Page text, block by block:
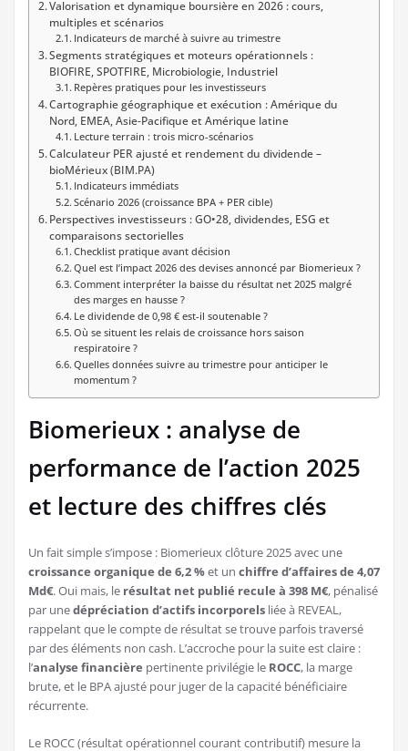
Valorisation et dynamique boursière en 2026 : cours,
multiples et scénarios
Indicateurs de marché à suivre au trimestre
Segments stratégiques et moteurs opérationnels :
BIOFIRE, SPOTFIRE, Microbiologie, Industriel
Repères pratiques pour les investisseurs
Cartographie géographique et exécution : Amérique du
Nord, EMEA, Asie-Pacifique et Amérique latine
Lecture terrain : trois micro-scénarios
Calculateur PER ajusté et rendement du dividende –
bioMérieux (BIM.PA)
Indicateurs immédiats
Scénario 2026 (croissance BPA + PER cible)
Perspectives investisseurs : GO•28, dividendes, ESG et
comparaisons sectorielles
Checklist pratique avant décision
Quel est l’impact 2026 des devises annoncé par Biomerieux ?
Comment interpréter la baisse du résultat net 2025 malgré
des marges en hausse ?
Le dividende de 0,98 € est-il soutenable ?
Où se situent les relais de croissance hors saison
respiratoire ?
Quelles données suivre au trimestre pour anticiper le
momentum ?
Biomerieux : analyse de
performance de l’action 2025
et lecture des chiffres clés
Un fait simple s’impose : Biomerieux clôture 2025 avec une
croissance organique de 6,2 %et un chiffre d’affaires de 4,07
Md€. Oui mais, le résultat net publié recule à 398 M€, pénalisé
par unedépréciation d’actifs incorporels liée à REVEAL,
rappelant que le compte de résultat se trouve parfois traversé
par des éléments non cash. L’accroche pour la suite est claire :
l’analyse financière pertinente privilégie le ROCC, la marge
brute, et le BPA ajusté pour juger de la capacité bénéficiaire
récurrente.
Le ROCC (résultat opérationnel courant contributif) mesure la